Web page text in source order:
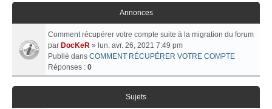
Annonces
Comment récupérer votre compte suite à la migration du forum
par DocKeR » lun. avr. 26, 2021 7:49 pm
Publié dans COMMENT RÉCUPÉRER VOTRE COMPTE
Réponses : 0
Sujets